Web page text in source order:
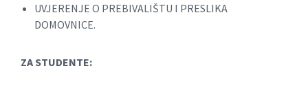
UVJERENJE O PREBIVALIŠTU I PRESLIKA
DOMOVNICE.
ZA STUDENTE: